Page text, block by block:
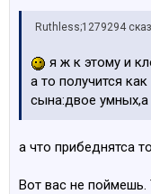
Ruthless;1279294
я ж к этому и
а то получится
сына:двое умных,а
а что прибеднятса то
Вот вас не поймешь.